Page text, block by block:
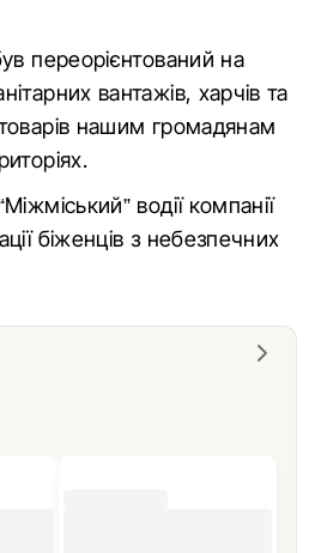
переорієнтований на
вантажів, харчів та
нашим громадянам
водії компанії
біженців з небезпечних